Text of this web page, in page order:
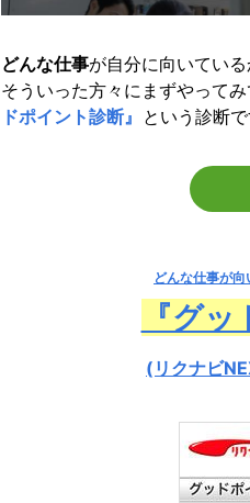
どんな仕事が自分に向いてい
そういった方々にまずやって
ドポイント診断』 という診断で
どんな仕事が
『グ
(リクナビ